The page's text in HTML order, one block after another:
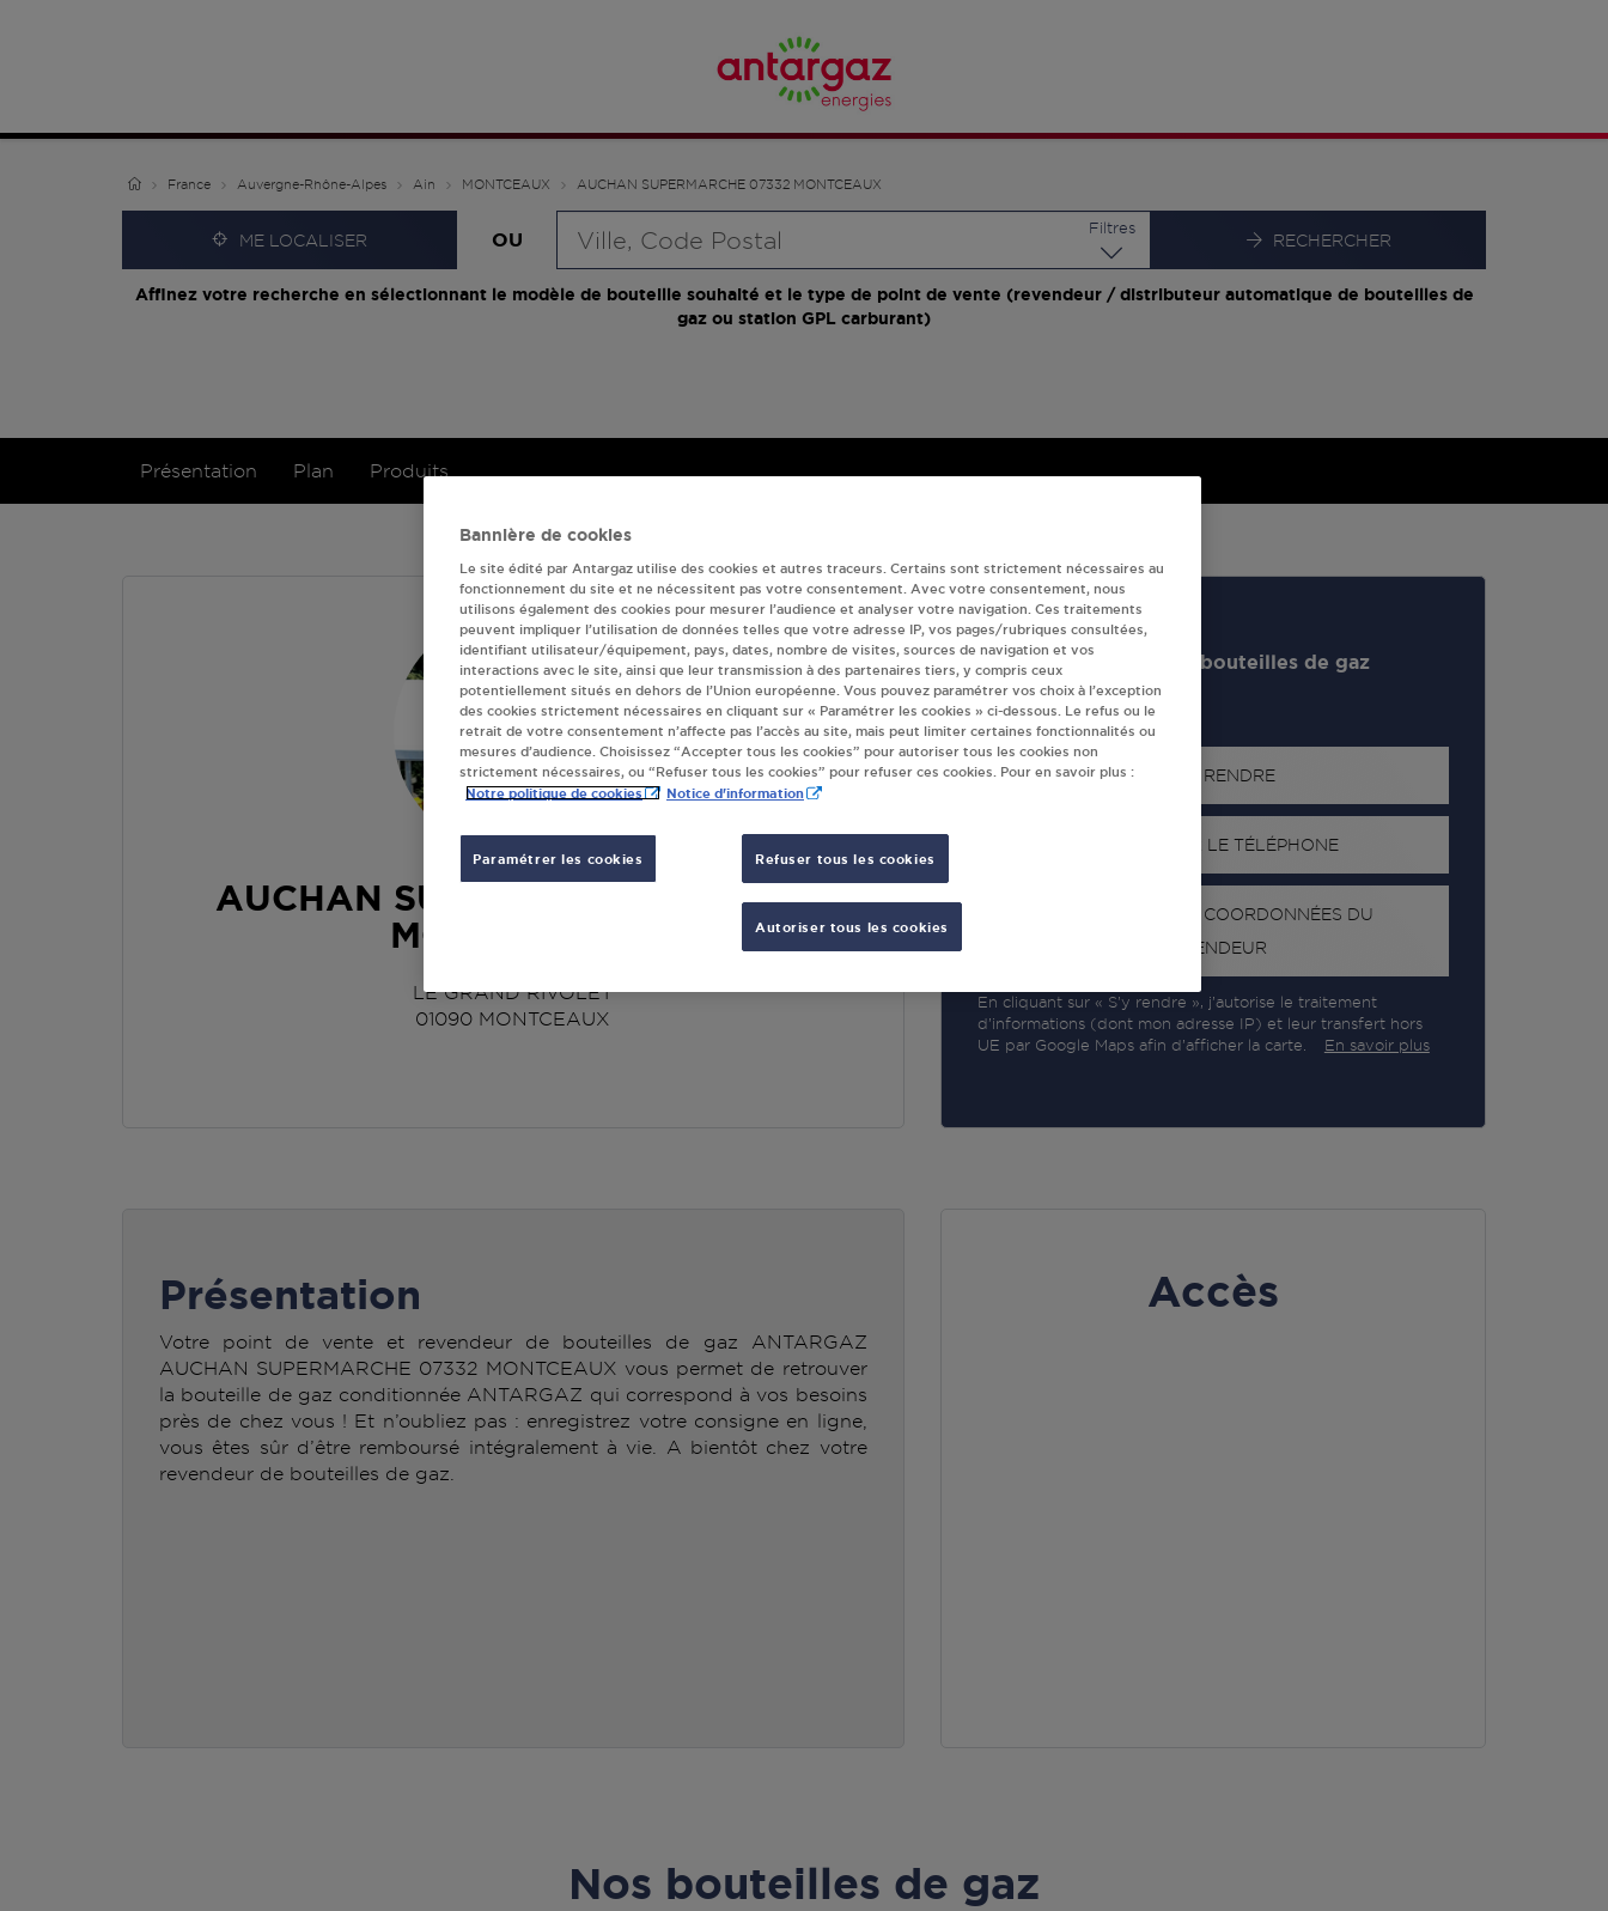
France Auvergne-Rhône-Alpes Ain MONTCEAUX AUCHAN SUPERMARCHE 07332 MONTCEAUX
ME LOCALISER OU
Filtres
RECHERCHER
Affinez votre recherche en sélectionnant le modèle de bouteille souhaité et le type de point de vente (revendeur / distributeur automatique de bouteilles de
gaz ou station GPL carburant)
Présentation Plan Produits
AUCHAN SUPERMARCHE 07332
MONTCEAUX
LE GRAND RIVOLET
01090 MONTCEAUX
Revendeur de bouteilles de gaz
S'Y RENDRE
AFFICHER LE TÉLÉPHONE
RECEVOIR LES COORDONNÉES DU
REVENDEUR
En cliquant sur « S’y rendre », j’autorise le traitement
d’informations (dont mon adresse IP) et leur transfert hors
UE par Google Maps afin d’afficher la carte.
En savoir plus
Accès
Présentation
Votre point de vente et revendeur de bouteilles de gaz ANTARGAZ
AUCHAN SUPERMARCHE 07332 MONTCEAUX vous permet de retrouver
la bouteille de gaz conditionnée ANTARGAZ qui correspond à vos besoins
près de chez vous ! Et n’oubliez pas : enregistrez votre consigne en ligne,
vous êtes sûr d’être remboursé intégralement à vie. A bientôt chez votre
revendeur de bouteilles de gaz.
Nos bouteilles de gaz
Bannière de cookies
Le site édité par Antargaz utilise des cookies et autres traceurs. Certains sont strictement nécessaires au
fonctionnement du site et ne nécessitent pas votre consentement. Avec votre consentement, nous
utilisons également des cookies pour mesurer l’audience et analyser votre navigation. Ces traitements
peuvent impliquer l’utilisation de données telles que votre adresse IP, vos pages/rubriques consultées,
identifiant utilisateur/équipement, pays, dates, nombre de visites, sources de navigation et vos
interactions avec le site, ainsi que leur transmission à des partenaires tiers, y compris ceux
potentiellement situés en dehors de l’Union européenne. Vous pouvez paramétrer vos choix à l’exception
des cookies strictement nécessaires en cliquant sur « Paramétrer les cookies » ci-dessous. Le refus ou le
retrait de votre consentement n’affecte pas l’accès au site, mais peut limiter certaines fonctionnalités ou
mesures d’audience. Choisissez “Accepter tous les cookies” pour autoriser tous les cookies non
strictement nécessaires, ou “Refuser tous les cookies” pour refuser ces cookies. Pour en savoir plus :
Notre politique de cookies Notice d'information
Paramétrer les cookies Refuser tous les cookies
Autoriser tous les cookies